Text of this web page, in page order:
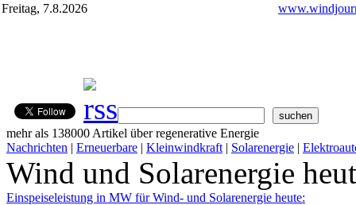
Freitag, 7.8.2026
mehr als 138000 Artikel über regenerative Energie
Nachrichten | Erneuerbare | Kleinwindkraft | Solarenergie |
Wind und Solarenergie
Einspeiseleistung in MW für Wind- und Solarenergie heute: